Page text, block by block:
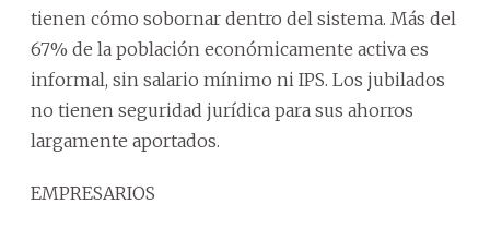
tienen cómo sobornar dentro del sistema. Más del
67% de la población económicamente activa es
informal, sin salario mínimo ni IPS. Los jubilados
no tienen seguridad jurídica para sus ahorros
largamente aportados.
EMPRESARIOS